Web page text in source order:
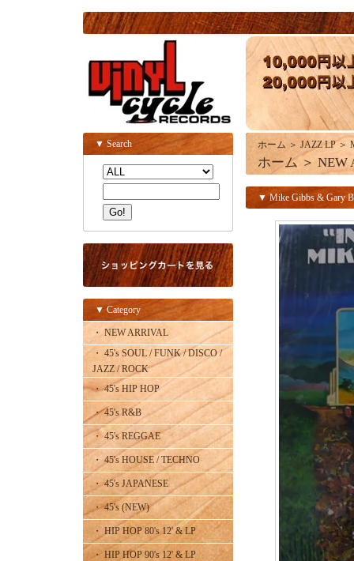
▼ Search
▼ Category
・ NEW ARRIVAL
・ 45's SOUL / FUNK / DISCO /
JAZZ / ROCK
・ 45's HIP HOP
・ 45's R&B
・ 45's REGGAE
・ 45's HOUSE / TECHNO
・ 45's JAPANESE
・ 45's (NEW)
・ HIP HOP 80's 12' & LP
・ HIP HOP 90's 12' & LP
ホーム ＞ JAZZ LP ＞
ホーム ＞ NEW
▼ Mike Gibbs & Gary